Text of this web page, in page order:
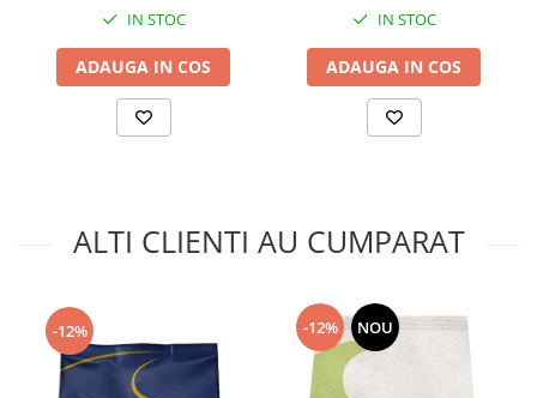
IN STOC
ADAUGA IN COS
IN STOC
ADAUGA IN COS
ALTI CLIENTI AU CUMPARAT
-12% -12% NOU